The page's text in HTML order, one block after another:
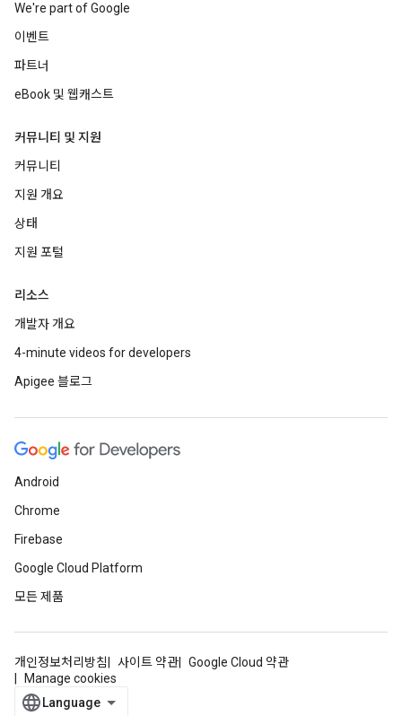
We're part of Google
이벤트
파트너
eBook 및 웹캐스트
커뮤니티 및 지원
커뮤니티
지원 개요
상태
지원 포털
리소스
개발자 개요
4-minute videos for developers
Apigee 블로그
Android
Chrome
Firebase
Google Cloud Platform
모든 제품
개인정보처리방침 사이트 약관
Google Cloud 약관
Manage cookies